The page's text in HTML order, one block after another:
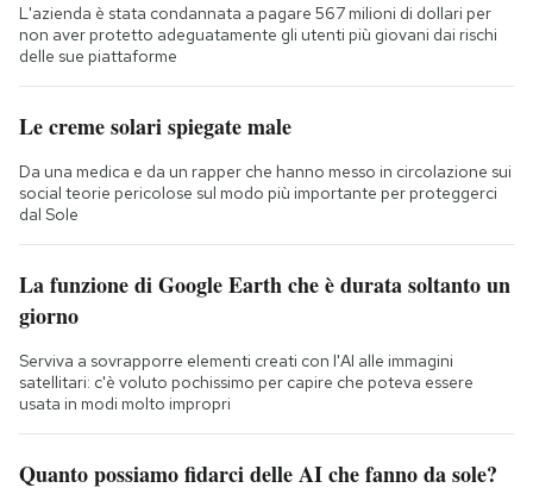
L'azienda è stata condannata a pagare 567 milioni di dollari per
non aver protetto adeguatamente gli utenti più giovani dai rischi
delle sue piattaforme
Le creme solari spiegate male
Da una medica e da un rapper che hanno messo in circolazione sui
social teorie pericolose sul modo più importante per proteggerci
dal Sole
La funzione di Google Earth che è durata soltanto un
giorno
Serviva a sovrapporre elementi creati con l'AI alle immagini
satellitari: c'è voluto pochissimo per capire che poteva essere
usata in modi molto impropri
Quanto possiamo fidarci delle AI che fanno da sole?